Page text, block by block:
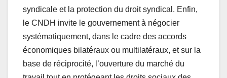
syndicale et la protection du droit syndical. Enfin,
le CNDH invite le gouvernement à négocier
systématiquement, dans le cadre des accords
économiques bilatéraux ou multilatéraux, et sur la
base de réciprocité, l’ouverture du marché du